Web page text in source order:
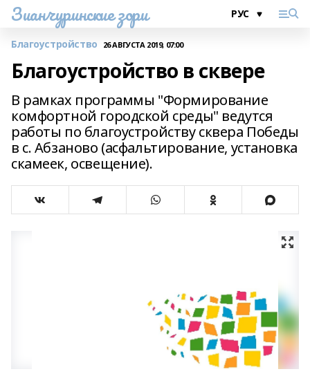
Зианчуринские зори
Благоустройство 26 АВГУСТА 2019, 07:00
Благоустройство в сквере
В рамках программы "Формирование
комфортной городской среды" ведутся
работы по благоустройству сквера Победы
в с. Абзаново (асфальтирование, установка
скамеек, освещение).